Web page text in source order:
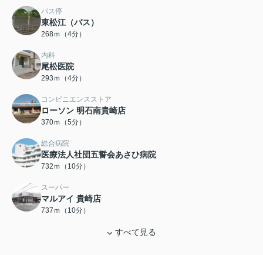
バス停
東松江（バス）
268ｍ（4分）
内科
尾松医院
293ｍ（4分）
コンビニエンスストア
ローソン 明石南貴崎店
370ｍ（5分）
総合病院
医療法人社団五誓会あさひ病院
732ｍ（10分）
スーパー
マルアイ 貴崎店
737ｍ（10分）
すべて見る